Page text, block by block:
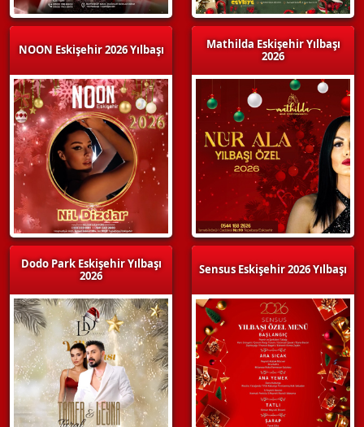
NOON Eskişehir 2026 Yılbaşı
Dodo Park Eskişehir Yılbaşı
2026
Mathilda Eskişehir Yılbaşı
2026
Sensus Eskişehir 2026 Yılbaşı